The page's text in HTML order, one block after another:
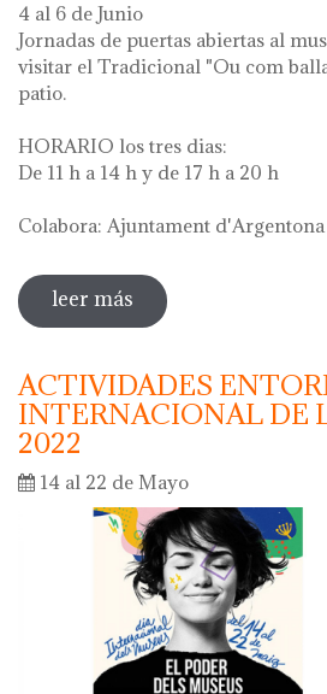
4 al 6 de Junio
Jornadas de puertas abiertas al
visitar el Tradicional "Ou com
patio.
HORARIO los tres dias:
De 11 h a 14 h y de 17 h a 20 h
Colabora: Ajuntament d'Argentona
leer más sobre diada de la
font
ACTIVIDADES
INTERNACIONAL DE
2022
14 al 22 de Mayo